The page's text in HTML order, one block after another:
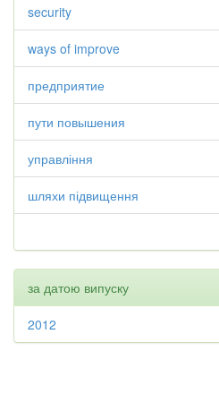
security
ways of improve
предприятие
пути повышения
управління
шляхи підвищення
за датою випуску
2012